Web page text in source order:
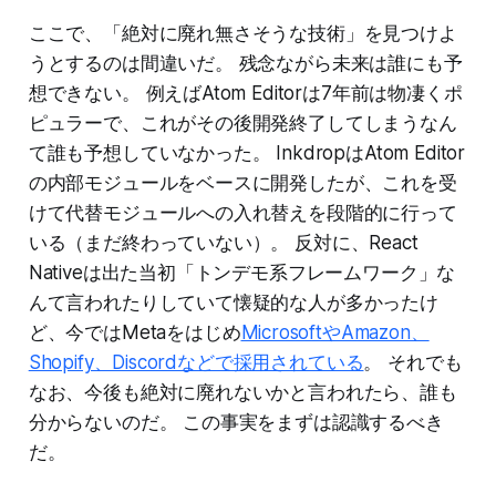
ここで、「絶対に廃れ無さそうな技術」を見つけよ
うとするのは間違いだ。 残念ながら未来は誰にも予
想できない。 例えばAtom Editorは7年前は物凄くポ
ピュラーで、これがその後開発終了してしまうなん
て誰も予想していなかった。 InkdropはAtom Editor
の内部モジュールをベースに開発したが、これを受
けて代替モジュールへの入れ替えを段階的に行って
いる（まだ終わっていない）。 反対に、React
Nativeは出た当初「トンデモ系フレームワーク」な
んて言われたりしていて懐疑的な人が多かったけ
ど、今ではMetaをはじめMicrosoftやAmazon、
Shopify、Discordなどで採用されている。 それでも
なお、今後も絶対に廃れないかと言われたら、誰も
分からないのだ。 この事実をまずは認識するべき
だ。